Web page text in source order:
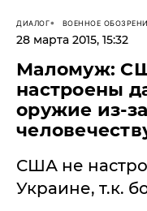
ДИАЛОГ ВОЕННОЕ
28 марта 2015, 15:32
Маломуж:
настроены
оружие из-
США не
Украине, т.к.